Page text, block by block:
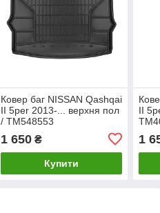
Ковер баг NISSAN Qashqai
II 5per 2013-... верхня пол
/ TM548553
1 650₴
Купити
II
1